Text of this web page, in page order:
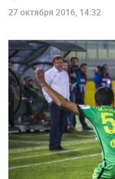
27 октября 2016, 14:32